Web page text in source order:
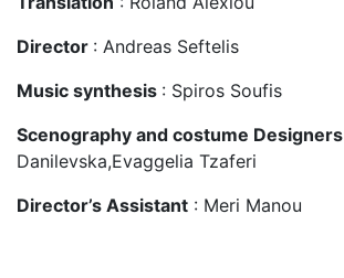
Director : Andreas Seftelis
Music synthesis : Spiros Soufis
Scenography and costume Designers
Danilevska,Evaggelia Tzaferi
Director’s Assistant : Meri Manou